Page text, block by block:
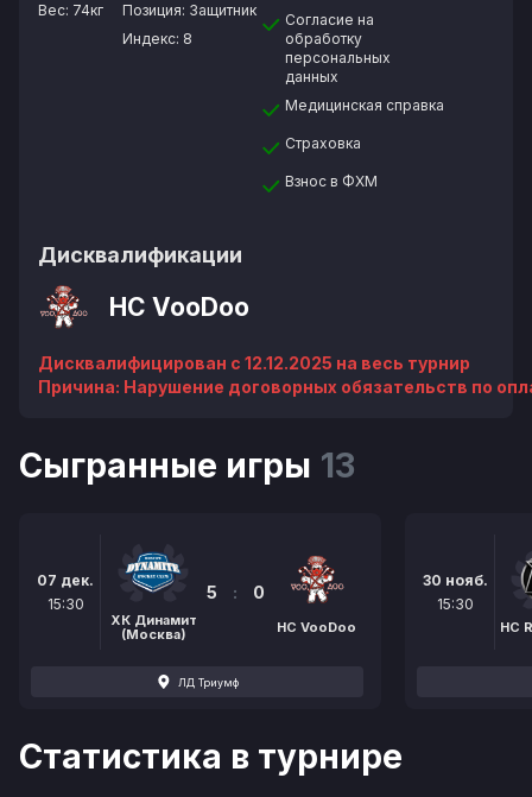
Вес: 74кг
Позиция: Защитник
Индекс: 8
Согласие на
обработку
персональных
данных
Медицинская справка
Страховка
Взнос в ФХМ
Дисквалификации
HC VooDoo
Дисквалифицирован c 12.12.2025 на весь турнир
Причина: Нарушение договорных обязательств по
Сыгранные игры 13
07 дек.
15:30
ХК Динамит
(Москва)
5 : 0
HC VooDoo
ЛД Триумф
30 нояб.
15:30
HC
Статистика в турнире